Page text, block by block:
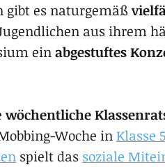
gibt es natur­ge­mäß
aus ihrem
einabge­stuf­tes
wöchentliche
Woche inKlasse 5
spielt das soziale